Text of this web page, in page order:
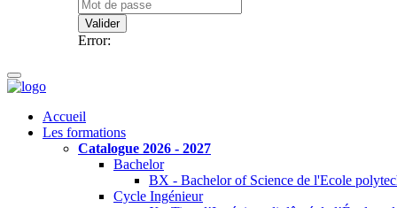
Valider
Error:
Accueil
Les formations
Catalogue 2026 - 2027
Bachelor
BX - Bachelor of Science de l'Ecole
Cycle Ingénieur